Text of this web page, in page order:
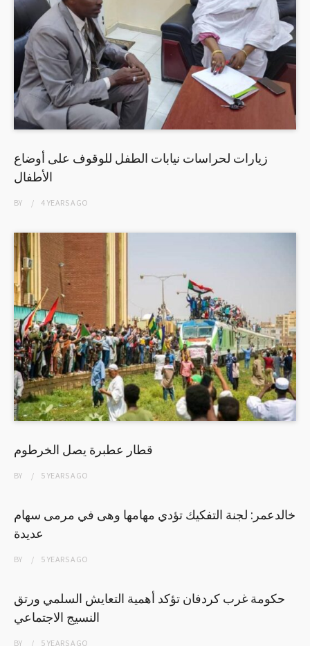
زيارات لحراسات نيابات الطفل للوقوف على أوضاع
الأطفال
BY 4 YEARSAGO
قطار عطبرة يصل الخرطوم
BY 5 YEARSAGO
خالدعمر: لجنة التفكيك تؤدي مهامها وهى في مرمى سهام
عديدة
BY 5 YEARSAGO
حكومة غرب كردفان تؤكد أهمية التعايش السلمي ورتق
النسيج الاجتماعي
BY 5 YEARSAGO